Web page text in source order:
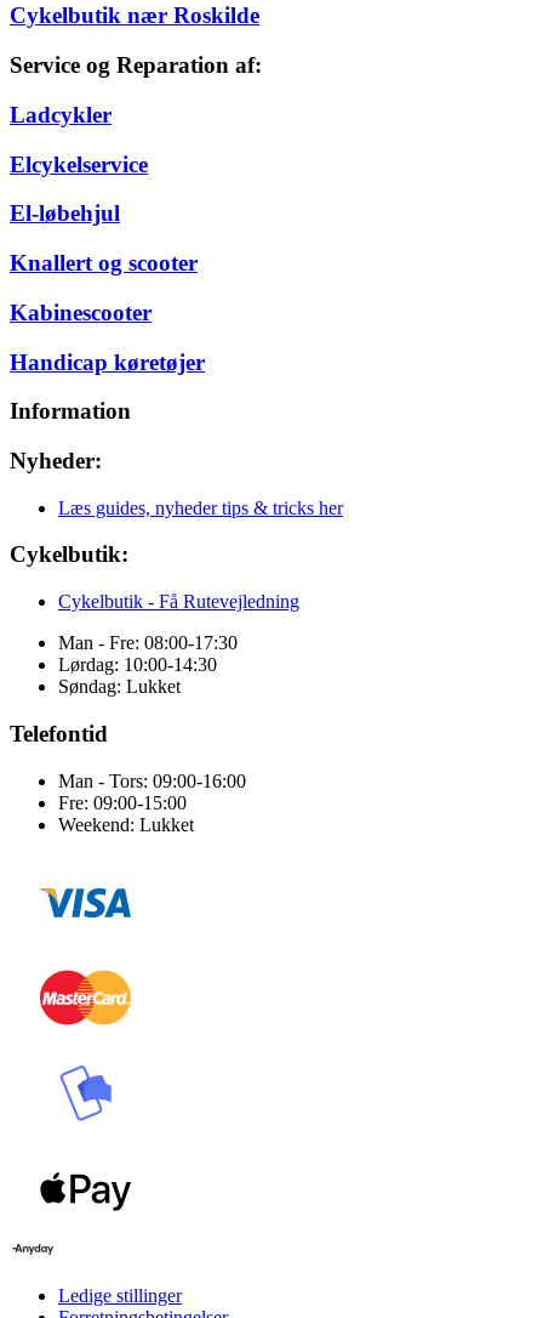
Cykelbutik nær Roskilde
Service og Reparation af:
Ladcykler
Elcykelservice
El-løbehjul
Knallert og scooter
Kabinescooter
Handicap køretøjer
Information
Nyheder:
Læs guides, nyheder tips & tricks her
Cykelbutik:
Cykelbutik - Få Rutevejledning
Man - Fre: 08:00-17:30
Lørdag: 10:00-14:30
Søndag: Lukket
Telefontid
Man - Tors: 09:00-16:00
Fre: 09:00-15:00
Weekend: Lukket
Ledige stillinger